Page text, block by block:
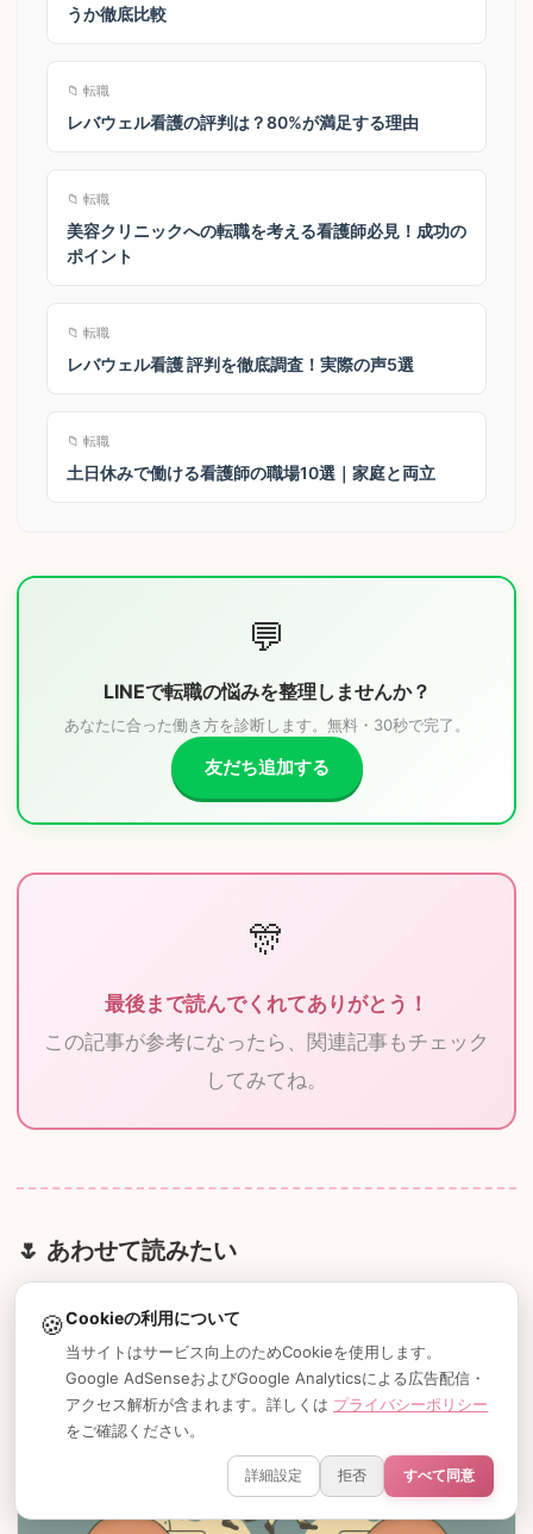
うか徹底比較
📁 転職
レバウェル看護の評判は？80%が満足する理由
📁 転職
美容クリニックへの転職を考える看護師必見！成功の
ポイント
📁 転職
レバウェル看護 評判を徹底調査！実際の声5選
📁 転職
土日休みで働ける看護師の職場10選｜家庭と両立
💬
LINEで転職の悩みを整理しませんか？
あなたに合った働き方を診断します。無料・30秒で完了。
友だち追加する
🎊
最後まで読んでくれてありがとう！
この記事が参考になったら、関連記事もチェック
してみてね。
あわせて読みたい
🍪Cookieの利用について
当サイトはサービス向上のためCookieを使用します。
Google AdSenseおよびGoogle Analyticsによる広告配信・
アクセス解析が含まれます。詳しくは プライバシーポリシー
をご確認ください。
詳細設定 拒否 すべて同意